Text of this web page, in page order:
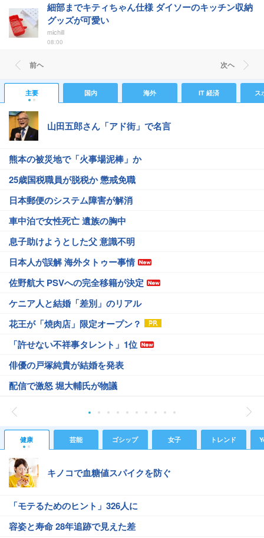
細部までキティちゃん仕様 ダイソーのキッチン収納
グッズが可愛い
michill
08:00
前ヘ 次ヘ
主要 国内 海外 IT 経済 ス
山田五郎さん「アド街」で名言
熊本の被災地で「火事場泥棒」か
25歳国税職員が脱税か 懲戒免職
日本郵便のシステム障害が解消
車中泊で女性死亡 遺族の胸中
息子助けようとした父 意識不明
日本人が誤解 海外タトゥー事情
佐野航大 PSVへの完全移籍が決定
ケニア人と結婚「差別」のリアル
花王が「焼肉店」限定オープン？
「許せない不祥事タレント」1位
俳優の戸塚純貴が結婚を発表
配信で激怒 堀大輔氏が物議
健康 芸能 ゴシップ 女子 トレンド
キノコで血糖値スパイクを防ぐ
「モテるためのヒント」326人に
容姿と寿命 28年追跡で見えた差